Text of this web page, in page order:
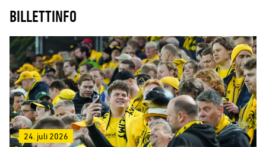
BILLETTINFO
24. juli 2026